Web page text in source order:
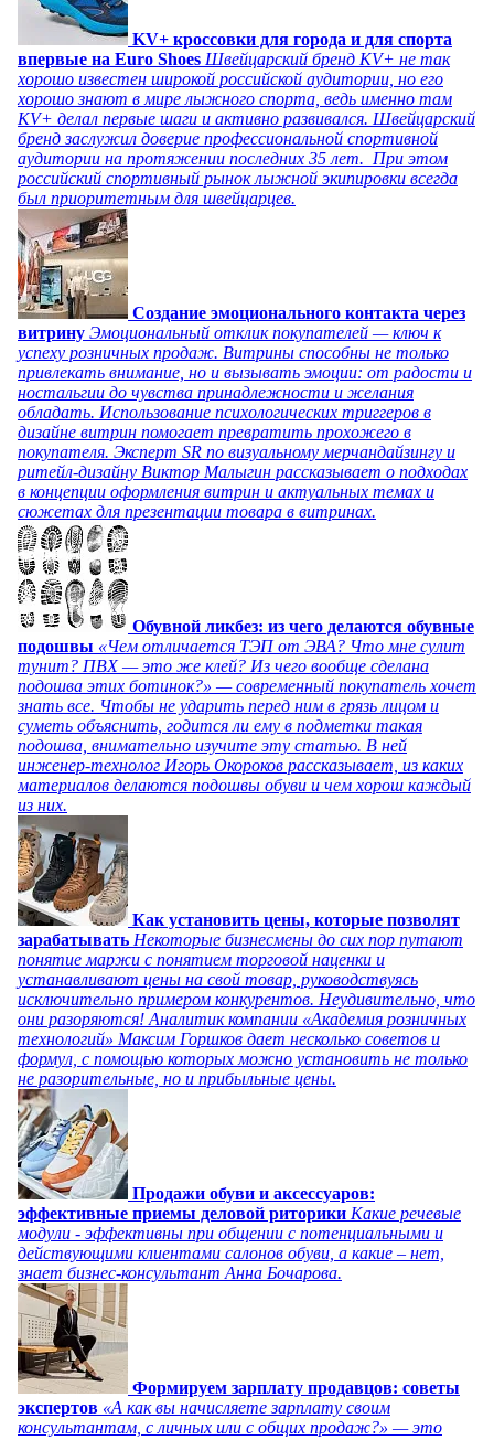
KV+ кроссовки для города и для спорта
впервые на Euro Shoes Швейцарский бренд KV+ не так
хорошо известен широкой российской аудитории, но его
хорошо знают в мире лыжного спорта, ведь именно там
KV+ делал первые шаги и активно развивался. Швейцарский
бренд заслужил доверие профессиональной спортивной
аудитории на протяжении последних 35 лет. При этом
российский спортивный рынок лыжной экипировки всегда
был приоритетным для швейцарцев.
Создание эмоционального контакта через
витрину Эмоциональный отклик покупателей — ключ к
успеху розничных продаж. Витрины способны не только
привлекать внимание, но и вызывать эмоции: от радости и
ностальгии до чувства принадлежности и желания
обладать. Использование психологических триггеров в
дизайне витрин помогает превратить прохожего в
покупателя. Эксперт SR по визуальному мерчандайзингу и
ритейл-дизайну Виктор Малыгин рассказывает о подходах
в концепции оформления витрин и актуальных темах и
сюжетах для презентации товара в витринах.
Обувной ликбез: из чего делаются обувные
подошвы «Чем отличается ТЭП от ЭВА? Что мне сулит
тунит? ПВХ — это же клей? Из чего вообще сделана
подошва этих ботинок?» — современный покупатель хочет
знать все. Чтобы не ударить перед ним в грязь лицом и
суметь объяснить, годится ли ему в подметки такая
подошва, внимательно изучите эту статью. В ней
инженер-технолог Игорь Окороков рассказывает, из каких
материалов делаются подошвы обуви и чем хорош каждый
из них.
Как установить цены, которые позволят
зарабатывать Некоторые бизнесмены до сих пор путают
понятие маржи с понятием торговой наценки и
устанавливают цены на свой товар, руководствуясь
исключительно примером конкурентов. Неудивительно, что
они разоряются! Аналитик компании «Академия розничных
технологий» Максим Горшков дает несколько советов и
формул, с помощью которых можно установить не только
не разорительные, но и прибыльные цены.
Продажи обуви и аксессуаров:
эффективные приемы деловой риторики Какие речевые
модули - эффективны при общении с потенциальными и
действующими клиентами салонов обуви, а какие – нет,
знает бизнес-консультант Анна Бочарова.
Формируем зарплату продавцов: советы
экспертов «А как вы начисляете зарплату своим
консультантам, с личных или с общих продаж?» — это